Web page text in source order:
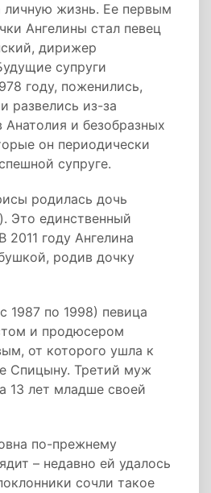
личную жизнь. Ее первым
Ангелины стал певец
дирижер
супруги
году, поженились,
развелись из-за
Анатолия и безобразных
он периодически
супруге.
родилась дочь
Это единственный
2011 году Ангелина
родив дочку
1987 по 1998) певица
и продюсером
от которого ушла к
Спицыну. Третий муж
13 лет младше своей
по-прежнему
– недавно ей удалось
сочли такое